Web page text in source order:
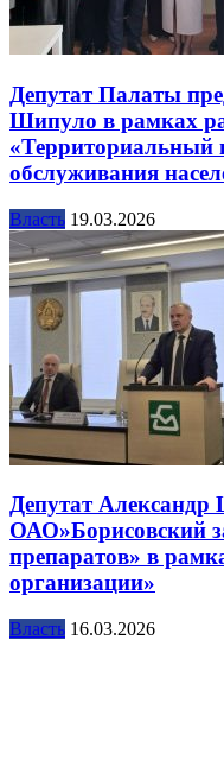
Депутат Палаты
Шипуло в рамках
«Территориальный
обслуживания
Власть 19.03.2026
Депутат Александр
ОАО»Борисовский
препаратов» в
организации»
Власть 16.03.2026